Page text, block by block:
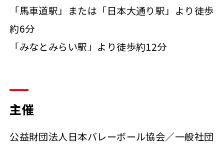
「馬車道駅」または「日本大通り駅」より徒歩
約6分
「みなとみらい駅」より徒歩約12分
主催
公益財団法人日本バレーボール協会／一般社団